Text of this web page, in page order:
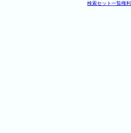
検索セット一覧権利